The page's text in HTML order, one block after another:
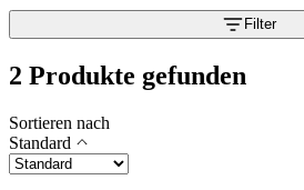
Filter
2 Produkte gefunden
Sortieren nach
Standard